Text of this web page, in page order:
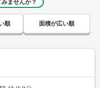
ませんか？
順 面積が広い順